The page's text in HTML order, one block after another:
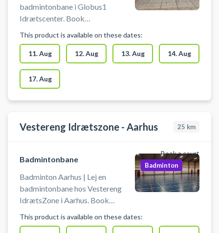
badmintonbane i Globus1
Idrætscenter. Book
i Aarhus. Der kan tilkøbes ketcher
og bolde for kr. 50,00/person.
Anlægget er bemandet og net er
opsat. Man skal bruge
indendørssko. Der er
omklædningsrum.
This product is available on these dates:
11. Aug 12. Aug 13. Aug 14. Aug
17. Aug
Vestereng Idrætszone - Aarhus 25 km
Book a court
Badmintonbane
Badminton Aarhus | Lej en
badmintonbane hos Vestereng
IdrætsZone i Aarhus. Book
i Aarhus på en af Vestereng
Badminton
This product is available on these dates: